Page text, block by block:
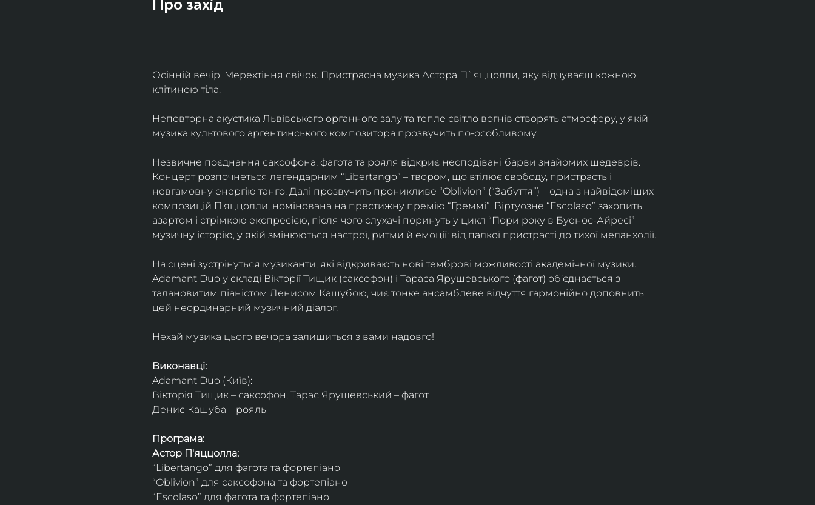
Про захід
Осінній вечір. Мерехтіння свічок. Пристрасна музика Астора П`яццолли, яку відчуваєш кожною
клітиною тіла.
Неповторна акустика Львівського органного залу та тепле світло вогнів створять атмосферу, у якій
музика культового аргентинського композитора прозвучить по-особливому.
Незвичне поєднання саксофона, фагота та рояля відкриє несподівані барви знайомих шедеврів.
Концерт розпочнеться легендарним “Libertango” – твором, що втілює свободу, пристрасть і
невгамовну енергію танго. Далі прозвучить проникливе “Oblivion” (“Забуття”) – одна з найвідоміших
композицій П'яццолли, номінована на престижну премію “Греммі”. Віртуозне “Escolaso” захопить
азартом і стрімкою експресією, після чого слухачі поринуть у цикл “Пори року в Буенос-Айресі” –
музичну історію, у якій змінюються настрої, ритми й емоції: від палкої пристрасті до тихої меланхолії.
На сцені зустрінуться музиканти, які відкривають нові темброві можливості академічної музики.
Adamant Duo у складі Вікторії Тищик (саксофон) і Тараса Ярушевського (фагот) об’єднається з
талановитим піаністом Денисом Кашубою, чиє тонке ансамблеве відчуття гармонійно доповнить
цей неординарний музичний діалог.
Нехай музика цього вечора залишиться з вами надовго!
Виконавці:
Adamant Duo (Київ):
Вікторія Тищик – саксофон, Тарас Ярушевський – фагот
Денис Кашуба – рояль
Програма:
Астор П'яццолла:
“Libertango” для фагота та фортепіано
“Oblivion” для саксофона та фортепіано
“Escolaso” для фагота та фортепіано